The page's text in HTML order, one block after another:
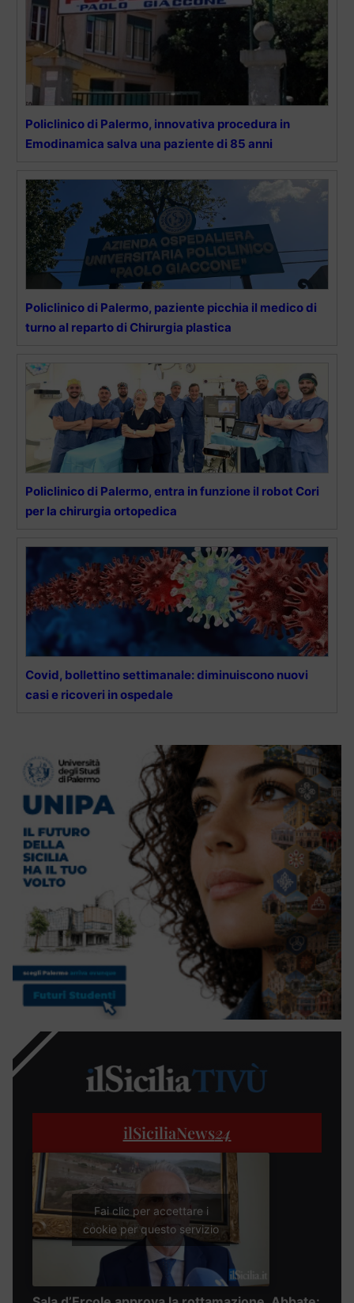
Policlinico di Palermo, innovativa procedura in
Emodinamica salva una paziente di 85 anni
Policlinico di Palermo, paziente picchia il medico di
turno al reparto di Chirurgia plastica
Policlinico di Palermo, entra in funzione il robot Cori
per la chirurgia ortopedica
Covid, bollettino settimanale: diminuiscono nuovi
casi e ricoveri in ospedale
ilSiciliaNews24
Fai clic per accettare i
cookie per questo servizio